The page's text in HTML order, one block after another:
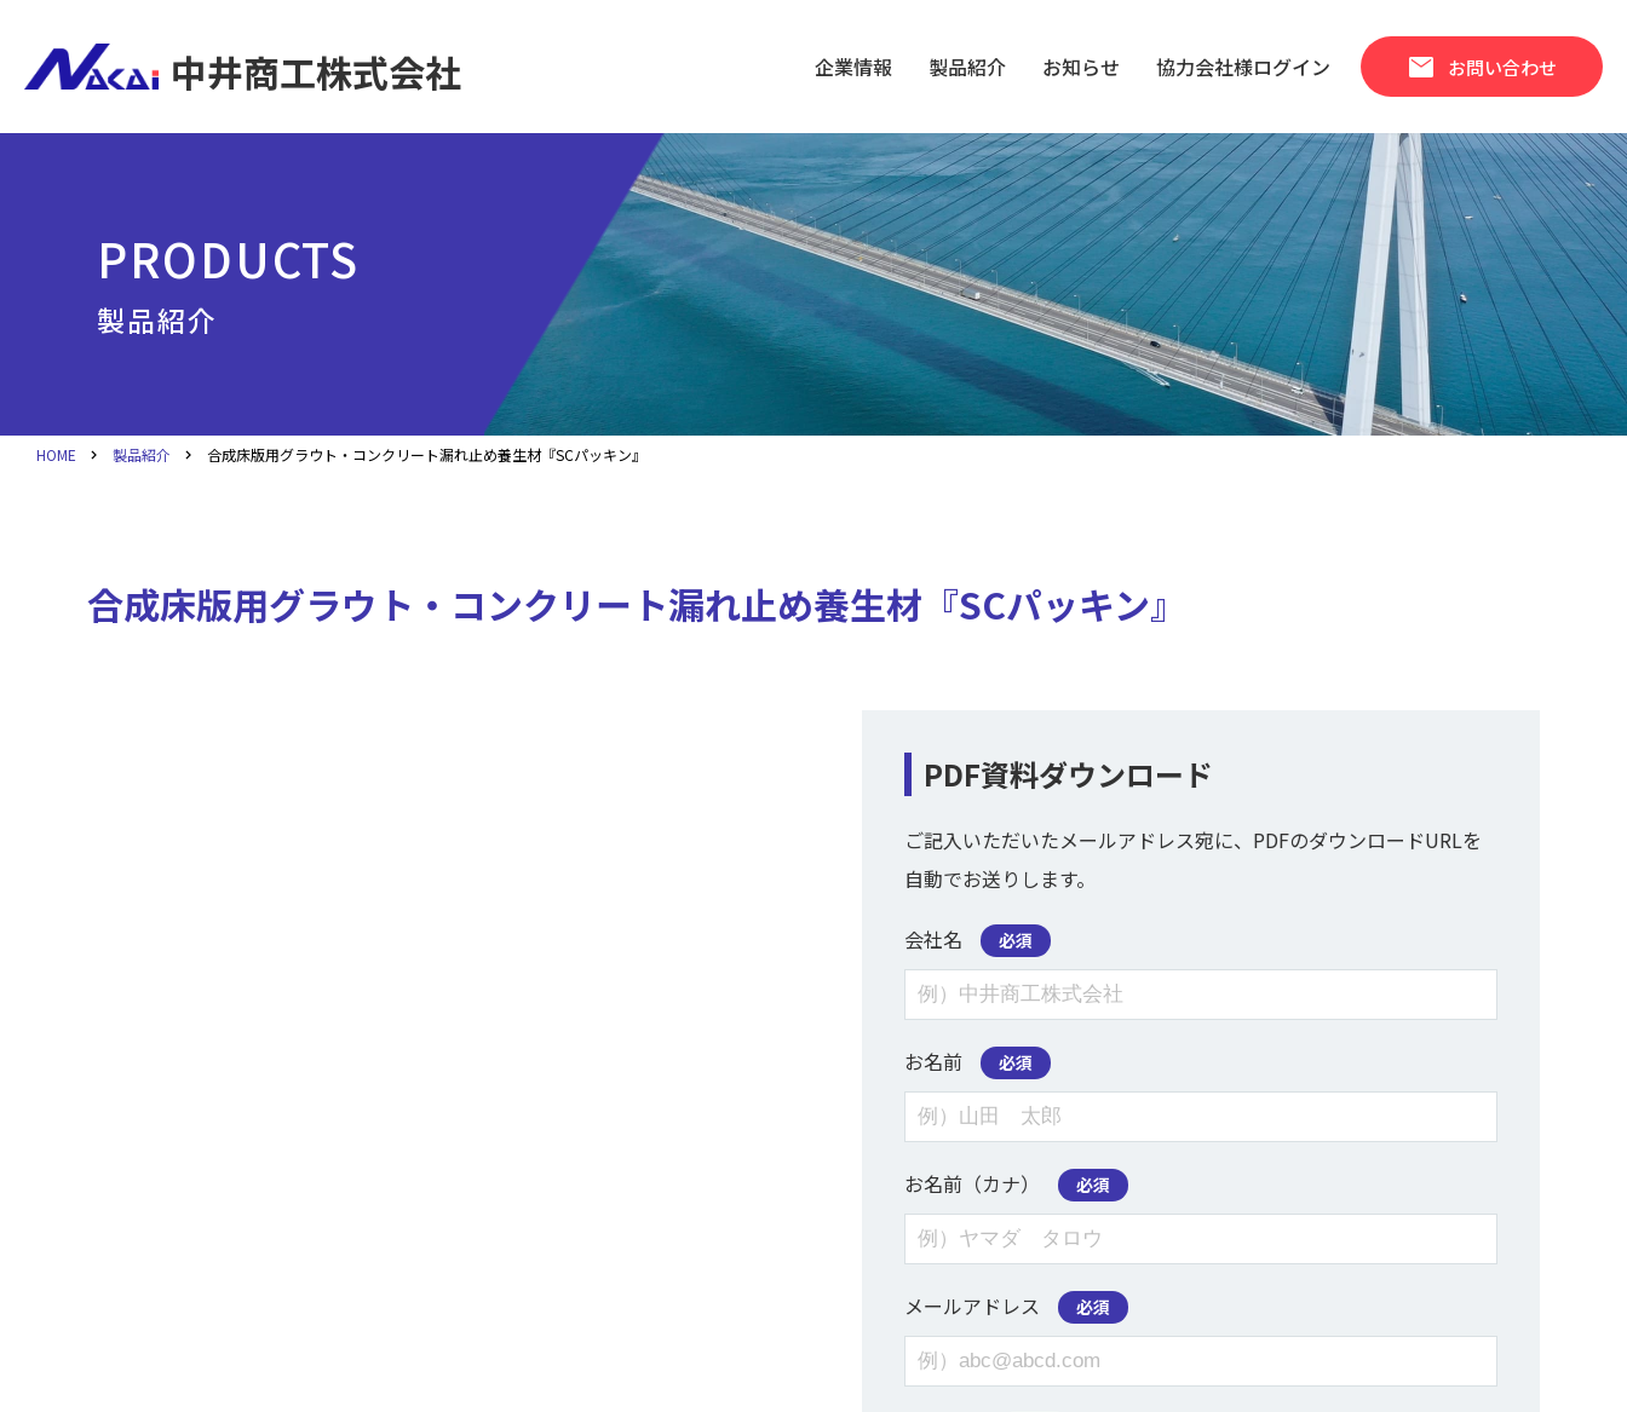
中井商工株式会社 企業情報 製品紹介 お知らせ 協力会社様ログイン mail お問い合わせ
PRODUCTS
製品紹介
HOME 製品紹介 合成床版用グラウト・コンクリート漏れ止め養生材『SCパッキン』
合成床版用グラウト・コンクリート漏れ止め養生材『SCパッキン』
PDF資料ダウンロード
ご記入いただいたメールアドレス宛に、PDFのダウンロードURLを
自動でお送りします。
会社名 必須
お名前 必須
お名前（カナ） 必須
メールアドレス 必須